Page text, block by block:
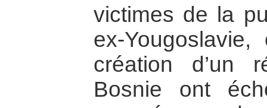
victimes de la
ex-
création d’un
Bosnie ont